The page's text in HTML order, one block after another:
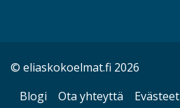
© eliaskokoelmat.fi 2026
Blogi
Ota yhteyttä Evästeet